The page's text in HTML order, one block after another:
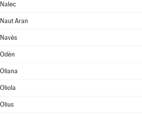
Nalec
Naut Aran
Navès
Odèn
Oliana
Oliola
Olius